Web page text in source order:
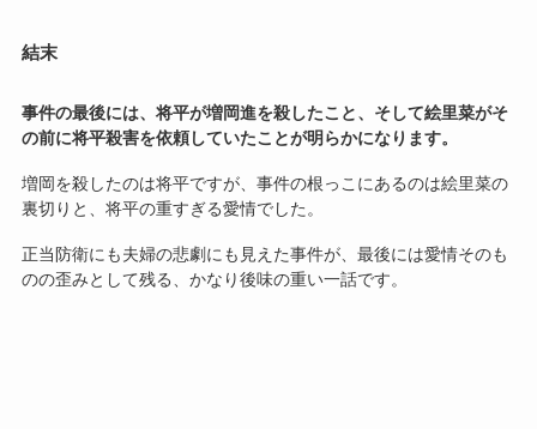
結末
事件の最後には、将平が増岡進を殺したこと、そして絵里菜がそ
の前に将平殺害を依頼していたことが明らかになります。
増岡を殺したのは将平ですが、事件の根っこにあるのは絵里菜の
裏切りと、将平の重すぎる愛情でした。
正当防衛にも夫婦の悲劇にも見えた事件が、最後には愛情そのも
のの歪みとして残る、かなり後味の重い一話です。